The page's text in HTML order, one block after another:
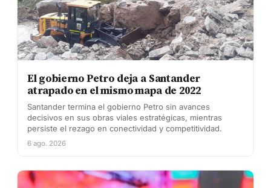
El gobierno Petro deja a Santander
atrapado en el mismo mapa de 2022
Santander termina el gobierno Petro sin avances
decisivos en sus obras viales estratégicas, mientras
persiste el rezago en conectividad y competitividad.
6 ago. 2026